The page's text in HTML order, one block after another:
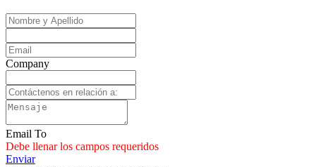
Company
Email To
Debe llenar los campos requeridos
Enviar